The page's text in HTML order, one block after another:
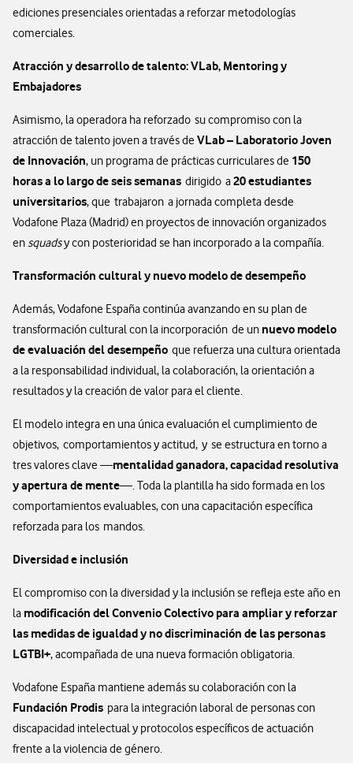
ediciones presenciales orientadas a reforzar metodologías
comerciales.
Atracción y desarrollo de talento: VLab, Mentoring y
Embajadores
Asimismo, la operadora ha reforzado su compromiso con la
atracción de talento joven a través de VLab – Laboratorio Joven
de Innovación, un programa de prácticas curriculares de 150
horas a lo largo de seis semanas dirigido a20 estudiantes
universitarios, que trabajaron a jornada completa desde
Vodafone Plaza (Madrid) en proyectos de innovación organizados
en squadsy con posterioridad se han incorporado a la compañía.
Transformación cultural y nuevo modelo de desempeño
Además, Vodafone España continúa avanzando en su plan de
transformación cultural con la incorporación de un nuevo modelo
de evaluación del desempeño que refuerza una cultura orientada
a la responsabilidad individual, la colaboración, la orientación a
resultados y la creación de valor para el cliente.
El modelo integra en una única evaluación el cumplimiento de
objetivos, comportamientos y actitud, y se estructura en torno a
tres valores clave —mentalidad ganadora, capacidad resolutiva
y apertura de mente—. Toda la plantilla ha sido formada en los
comportamientos evaluables, con una capacitación específica
reforzada para los mandos.
Diversidad e inclusión
El compromiso con la diversidad y la inclusión se refleja este año en
la modificación del Convenio Colectivo para ampliar y reforzar
las medidas de igualdad y no discriminación de las personas
LGTBI+, acompañada de una nueva formación obligatoria.
Vodafone España mantiene además su colaboración con la
Fundación Prodis para la integración laboral de personas con
discapacidad intelectual y protocolos específicos de actuación
frente a la violencia de género.